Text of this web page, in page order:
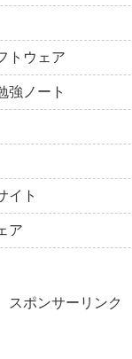
トウェア
強ノート
イト
ア
スポンサーリンク